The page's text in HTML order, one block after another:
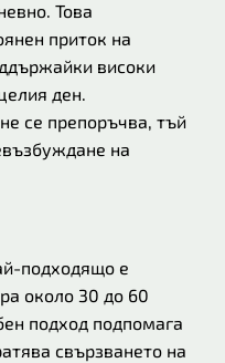
Това
приток на
високи
ден.
се препоръчва, тъй
на
подходящо е
около 30 до 60
подход подпомага
свързването на